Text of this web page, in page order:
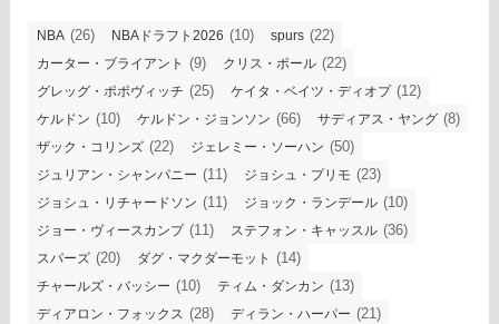
NBA (26) NBAドラフト2026 (10) spurs (22)
カーター・ブライアント (9) クリス・ポール (22)
グレッグ・ポポヴィッチ (25) ケイタ・ベイツ・ディオプ(12)
ケルドン (10) ケルドン・ジョンソン (66) サディアス・ヤング (8)
ザック・コリンズ (22) ジェレミー・ソーハン (50)
ジュリアン・シャンパニー (11) ジョシュ・プリモ (23)
ジョシュ・リチャードソン (11) ジョック・ランデール (10)
ジョー・ヴィースカンプ(11) ステフォン・キャッスル (36)
スパーズ (20) ダグ・マクダーモット (14)
チャールズ・バッシー (10) ティム・ダンカン (13)
ディアロン・フォックス (28) ディラン・ハーパー (21)